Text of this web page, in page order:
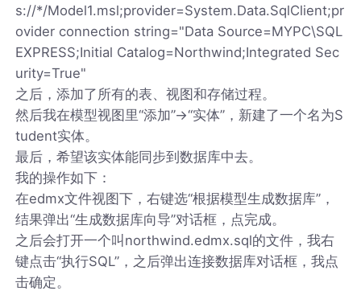
s://*/Model1.msl;provider=System.Data.SqlClient;pr
ovider connection string="Data Source=MYPC\SQL
EXPRESS;Initial Catalog=Northwind;Integrated Sec
urity=True"
之后，添加了所有的表、视图和存储过程。
然后我在模型视图里“添加”->“实体”，新建了一个名为S
tudent实体。
最后，希望该实体能同步到数据库中去。
我的操作如下：
在edmx文件视图下，右键选“根据模型生成数据库”，
结果弹出“生成数据库向导”对话框，点完成。
之后会打开一个叫northwind.edmx.sql的文件，我右
键点击“执行SQL”，之后弹出连接数据库对话框，我点
击确定。